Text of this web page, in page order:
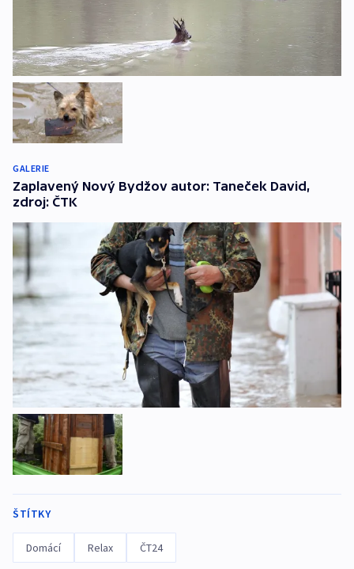
GALERIE
Zaplavený Nový Bydžov autor: Taneček David,
zdroj: ČTK
ŠTÍTKY
Domácí Relax ČT24